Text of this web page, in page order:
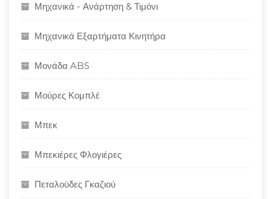
Μηχανικά - Ανάρτηση & Τιμόνι
Μηχανικά Εξαρτήματα Κινητήρα
Μονάδα ABS
Μούρες Κομπλέ
Μπεκ
Μπεκιέρες Φλογιέρες
Πεταλούδες Γκαζιού